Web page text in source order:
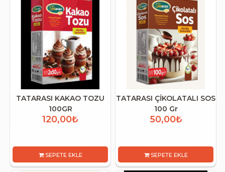
TATARASI KAKAO TOZU
100GR
120,00₺
SEPETE EKLE
TATARASI ÇİKOLATALI SOS
100 Gr
50,00₺
SEPETE EKLE